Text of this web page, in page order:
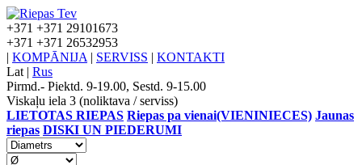
+371 +371 29101673
+371 +371 26532953
| KOMPĀNIJA | SERVISS | KONTAKTI
Lat | Rus
Pirmd.- Piektd. 9-19.00, Sestd. 9-15.00
Viskaļu iela 3 (noliktava / serviss)
LIETOTAS RIEPAS Riepas pa vienai(VIENINIECES) Jaunas
riepas DISKI UN PIEDERUMI